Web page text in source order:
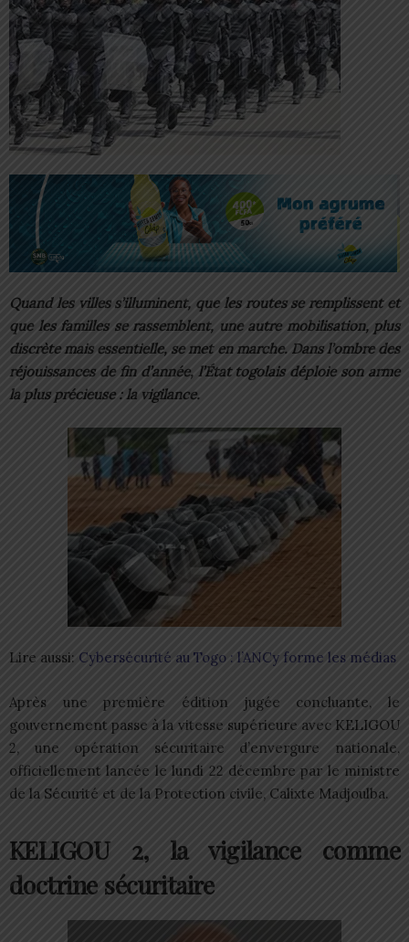
Quand les villes s’illuminent, que les routes se remplissent et
que les familles se rassemblent, une autre mobilisation, plus
discrète mais essentielle, se met en marche. Dans l’ombre des
réjouissances de fin d’année, l’État togolais déploie son arme
la plus précieuse : la vigilance.
Lire aussi: Cybersécurité au Togo : l’ANCy forme les médias
Après une première édition jugée concluante, le
gouvernement passe à la vitesse supérieure avec KELIGOU
2, une opération sécuritaire d’envergure nationale,
officiellement lancée le lundi 22 décembre par le ministre
de la Sécurité et de la Protection civile, Calixte Madjoulba.
KELIGOU 2, la vigilance comme
doctrine sécuritaire